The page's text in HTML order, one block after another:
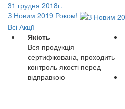
31 грудня 2018г.
З Новим 2019 Роком!
Всі Акції
Якість
Вся продукція
сертифікована, проходить
контроль якості перед
відправкою